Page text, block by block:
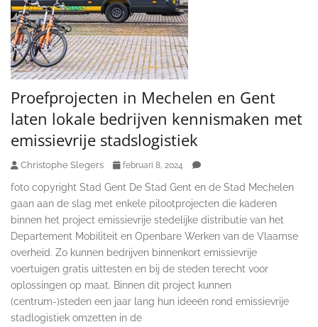
Proefprojecten in Mechelen en Gent
laten lokale bedrijven kennismaken met
emissievrije stadslogistiek
Christophe Slegers februari 8, 2024
foto copyright Stad Gent De Stad Gent en de Stad Mechelen
gaan aan de slag met enkele pilootprojecten die kaderen
binnen het project emissievrije stedelijke distributie van het
Departement Mobiliteit en Openbare Werken van de Vlaamse
overheid. Zo kunnen bedrijven binnenkort emissievrije
voertuigen gratis uittesten en bij de steden terecht voor
oplossingen op maat. Binnen dit project kunnen
(centrum-)steden een jaar lang hun ideeën rond emissievrije
stadlogistiek omzetten in de